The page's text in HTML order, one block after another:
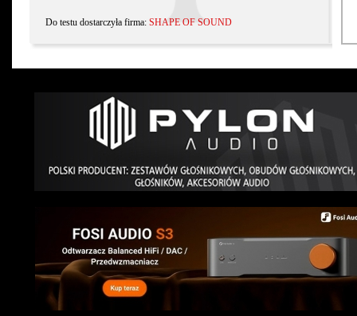
Do testu dostarczyła firma: SHAPE OF SOUND